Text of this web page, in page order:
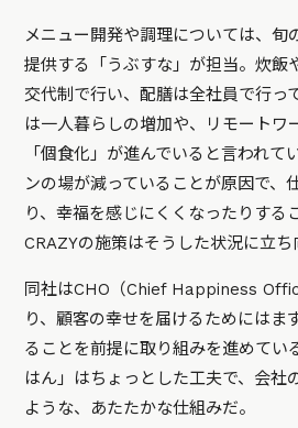
メニュー開発や調理については、旬
提供する「うぶすな」が担当。炊飯
交代制で行い、配膳は全社員で行っ
は一人暮らしの増加や、リモートワ
「個食化」が進んでいると言われて
ンの場が減っていることが原因で、
り、幸福を感じにくくなったりする
CRAZYの施策はそうした状況に立ち
同社はCHO（Chief Happiness
り、顧客の幸せを届けるためにはま
ることを前提に取り組みを進めてい
はん」はちょっとした工夫で、会社
ような、あたたかな仕組みだ。